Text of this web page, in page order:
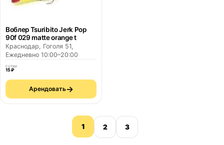
Воблер Tsuribito Jerk Pop
90f 029 matte orange t
Краснодар, Гоголя 51,
Ежедневно 10:00–20:00
сутки
15 ₽
Арендовать→
1 2 3